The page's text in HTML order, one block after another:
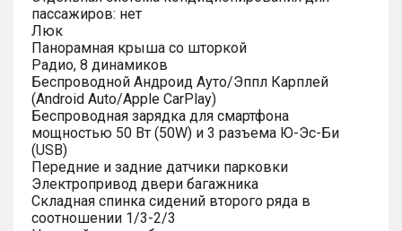
пассажиров: нет
Люк
Панорамная крыша со шторкой
Радио, 8 динамиков
Беспроводной Андроид Ауто/Эппл Карплей
(Android Auto/Apple CarPlay)
Беспроводная зарядка для смартфона
мощностью 50 Вт (50W) и 3 разъема Ю-Эс-Би
(USB)
Передние и задние датчики парковки
Электропривод двери багажника
Складная спинка сидений второго ряда в
соотношении 1/3-2/3